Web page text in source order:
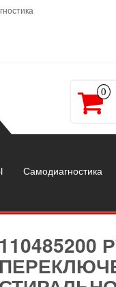
0
Самодиагностика
110485200